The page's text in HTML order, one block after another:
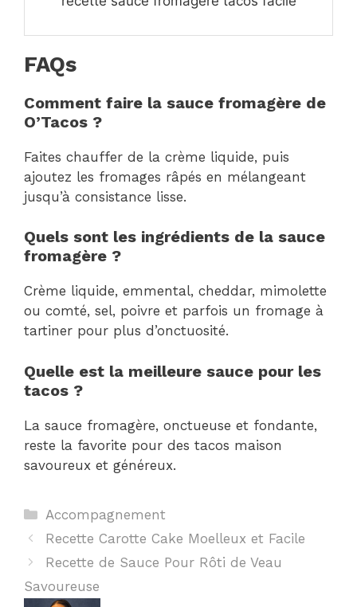
FAQs
Comment faire la sauce fromagère de
O’Tacos ?
Faites chauffer de la crème liquide, puis
ajoutez les fromages râpés en mélangeant
jusqu’à consistance lisse.
Quels sont les ingrédients de la sauce
fromagère ?
Crème liquide, emmental, cheddar, mimolette
ou comté, sel, poivre et parfois un fromage à
tartiner pour plus d’onctuosité.
Quelle est la meilleure sauce pour les
tacos ?
La sauce fromagère, onctueuse et fondante,
reste la favorite pour des tacos maison
savoureux et généreux.
Catégories
Accompagnement
Recette Carotte Cake Moelleux et Facile
Recette de Sauce Pour Rôti de Veau
Savoureuse